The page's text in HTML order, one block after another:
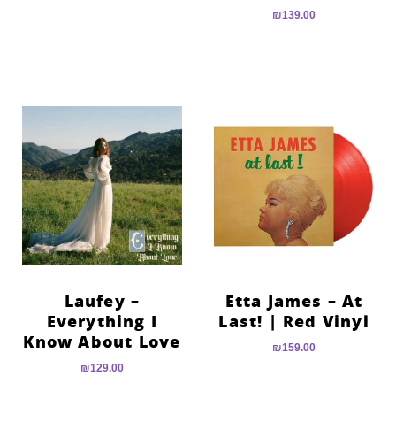
₪139.00
Etta James – At
Last! | Red Vinyl
₪159.00
Laufey –
Everything I
Know About Love
₪129.00